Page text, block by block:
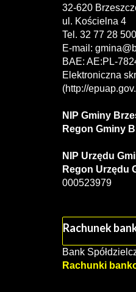
32-620
ul. Kościelna 4
Tel. 32 77 28
E-mail:
BAE: AE:PL-
Elektroniczna
(http://
NIP Gminy
Regon Gminy
NIP Urzędu
Regon Urzędu
000523979
Rachunek
Bank
Rachunki